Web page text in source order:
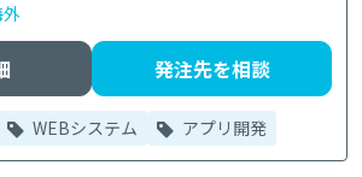
発注先を相談
WEBシステム アプリ開発